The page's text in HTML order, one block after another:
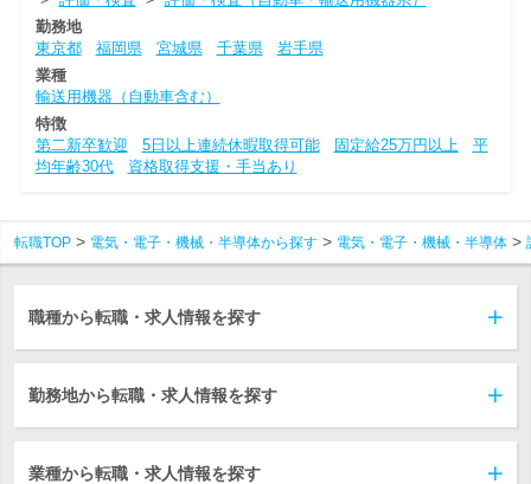
勤務地
東京都
福岡県 宮城県 千葉県
岩手県
業種
輸送用機器（自動車含む）
特徴
第二新卒歓迎
5日以上連続休暇取得可能 固定給25万円以上
平
均年齢30代
資格取得支援・手当あり
転職TOP 電気・電子・機械・半導体から探す 電気・電子・機械・半導体
職種から転職・求人情報を探す
勤務地から転職・求人情報を探す
業種から転職・求人情報を探す